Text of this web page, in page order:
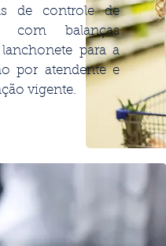
de controle de
com balanças
para a
por atendente e
vigente.